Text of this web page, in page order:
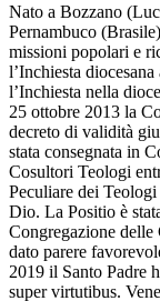
Nato a Bozzano
Pernambuco
missioni popolari e
l’Inchiesta
l’Inchiesta nella
25 ottobre 2013 la
decreto di validità
stata consegnata in
Cosultori Teologi
Peculiare dei
Dio. La Positio è
Congregazione delle
dato parere
2019 il Santo Padre
super virtutibus.